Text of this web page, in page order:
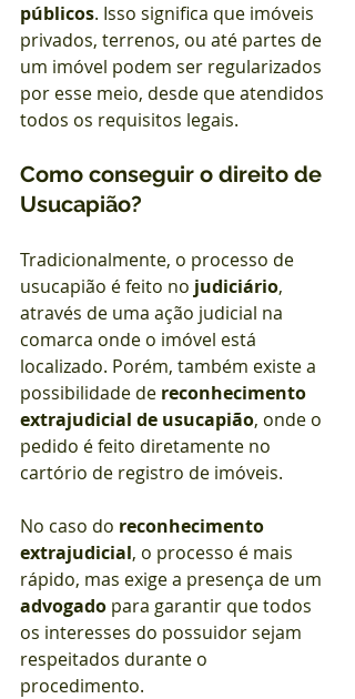
públicos. Isso significa que imóveis
privados, terrenos, ou até partes de
um imóvel podem ser regularizados
por esse meio, desde que atendidos
todos os requisitos legais.
Como conseguir o direito de
Usucapião?
Tradicionalmente, o processo de
usucapião é feito no judiciário,
através de uma ação judicial na
comarca onde o imóvel está
localizado. Porém, também existe a
possibilidade de reconhecimento
extrajudicial de usucapião, onde o
pedido é feito diretamente no
cartório de registro de imóveis.
No caso do reconhecimento
extrajudicial, o processo é mais
rápido, mas exige a presença de um
advogado para garantir que todos
os interesses do possuidor sejam
respeitados durante o
procedimento.